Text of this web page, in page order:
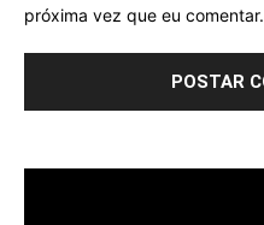
próxima vez que eu comentar.